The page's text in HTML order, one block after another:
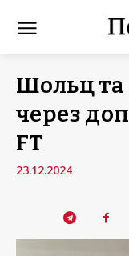
Шольц та
через
FT
23.12.2024